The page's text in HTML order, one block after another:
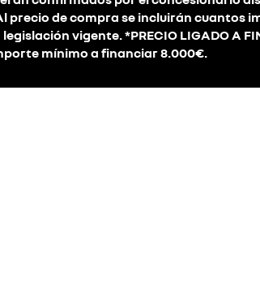
precio de compra se incluirán cuantos
vigente. *PRECIO LIGADO A
mínimo a financiar 8.000€.